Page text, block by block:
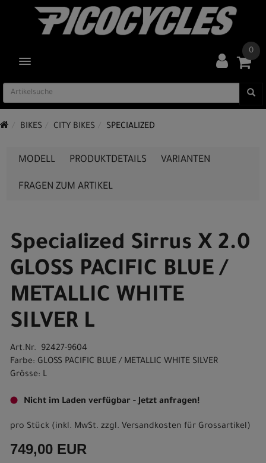
TOGGLE NAVIGATION
0
BIKES CITY BIKES SPECIALIZED
MODELL PRODUKTDETAILS VARIANTEN
FRAGEN ZUM ARTIKEL
Specialized Sirrus X 2.0
GLOSS PACIFIC BLUE /
METALLIC WHITE
SILVER L
Art.Nr. 92427-9604
Farbe: GLOSS PACIFIC BLUE / METALLIC WHITE SILVER
Grösse: L
Nicht im Laden verfügbar - Jetzt anfragen!
pro Stück (inkl. MwSt. zzgl. Versandkosten für Grossartikel)
749,00 EUR